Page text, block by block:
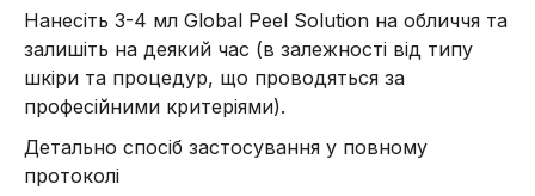
Нанесіть 3-4 мл Global Peel Solution на обличчя та
залишіть на деякий час (в залежності від типу
шкіри та процедур, що проводяться за
професійними критеріями).
Детально спосіб застосування у повному
протоколі